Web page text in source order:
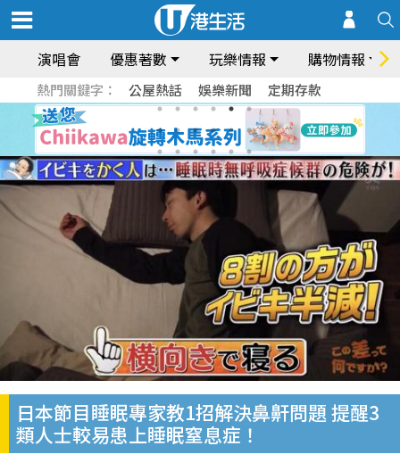
演唱會 優惠著數 玩樂情報 購物情報
熱門關鍵字： 公屋熱話 娛樂新聞 定期存款
日本節目睡眠專家教1招解決鼻鼾問題 提醒3
類人士較易患上睡眠窒息症！